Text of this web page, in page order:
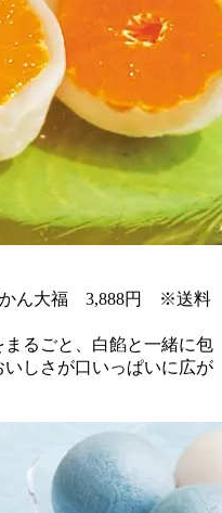
かん大福 3,888円 ※送料
るごと、白餡と一緒に包
しさが口いっぱいに広が